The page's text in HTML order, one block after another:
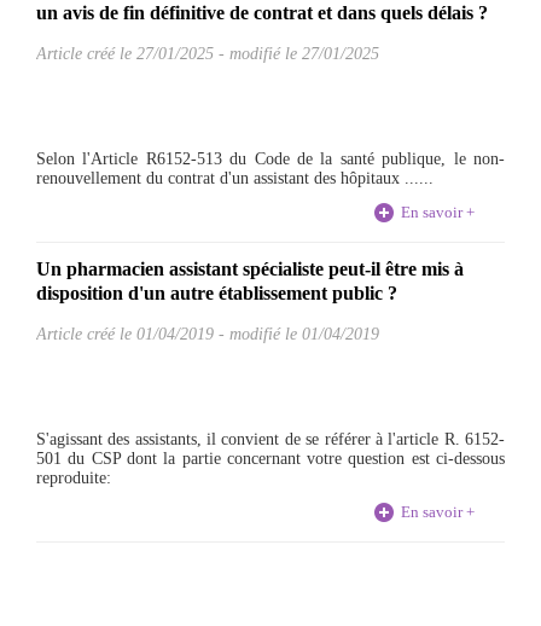
un avis de fin définitive de contrat et dans quels délais ?
Article créé le 27/01/2025 - modifié le 27/01/2025
Selon l'Article R6152-513 du Code de la santé publique, le non-
renouvellement du contrat d'un assistant des hôpitaux ......
En savoir +
Un pharmacien assistant spécialiste peut-il être mis à
disposition d'un autre établissement public ?
Article créé le 01/04/2019 - modifié le 01/04/2019
S'agissant des assistants, il convient de se référer à l'article R. 6152-
501 du CSP dont la partie concernant votre question est ci-dessous
reproduite:
En savoir +